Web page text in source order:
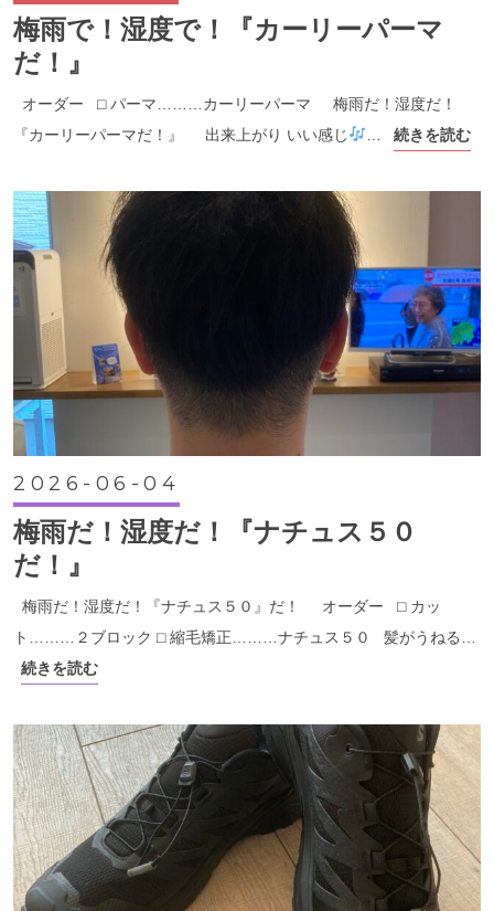
梅雨で！湿度で！『カーリーパーマ
だ！』
オーダー ⬜︎ パーマ………カーリーパーマ 梅雨だ！湿度だ！
『カーリーパーマだ！』 出来上がり いい感じ
続きを読む
2026-06-04
梅雨だ！湿度だ！『ナチュス５０
だ！』
梅雨だ！湿度だ！『ナチュス５０』だ！ オーダー ⬜︎ カッ
ト………２ブロック ⬜︎ 縮毛矯正………ナチュス５０ 髪がうねる…
続きを読む